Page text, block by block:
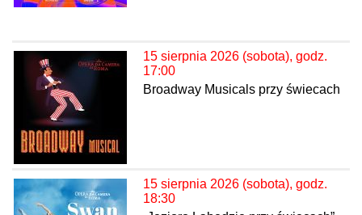
15 sierpnia 2026 (sobota), godz.
17:00
Broadway Musicals przy świecach
15 sierpnia 2026 (sobota), godz.
18:30